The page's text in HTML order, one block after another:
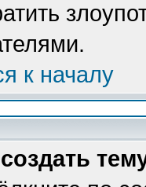
к началу